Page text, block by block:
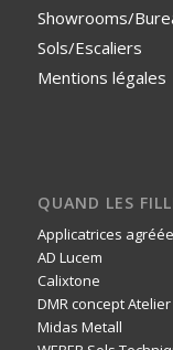
Showrooms/
Sols/Escaliers
Mentions légales
QUAND LES
Applicatrices
AD Lucem
Calixtone
DMR concept
Midas Metall